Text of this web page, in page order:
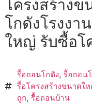
โครงสร้าง
โกดังโรงงา
ใหญ่ รับซื้อโ
รื้อถอนโกดัง, รื้อถอน
รื้อโครงสร้างขนาดใ
ถูก, รื้อถอนบ้าน